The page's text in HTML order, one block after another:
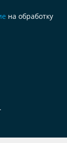
на обработку